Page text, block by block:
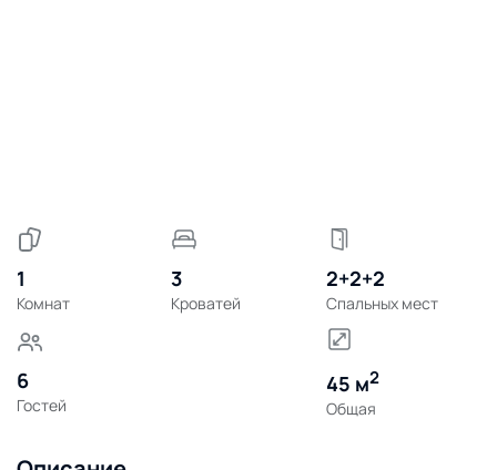
1
Комнат
3
Кроватей
2+2+2
Спальных мест
6
Гостей
45 м2
Общая